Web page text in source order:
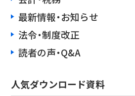
最新情報・お知らせ
法令・制度改正
読者の声・Q&A
人気ダウンロード資料